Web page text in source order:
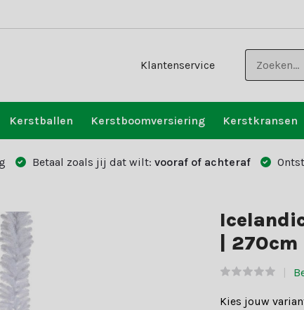
Klantenservice
Kerstballen Kerstboomversiering Kerstkransen
Betaal zoals jij dat wilt: vooraf of achteraf
| 270cm
Kies jouw